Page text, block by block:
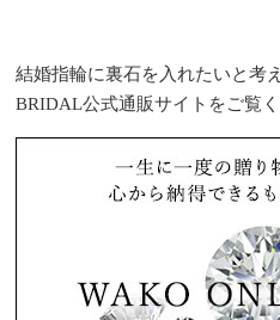
結婚指輪に裏石を入れたいと考
BRIDAL公式通販サイトをご覧く